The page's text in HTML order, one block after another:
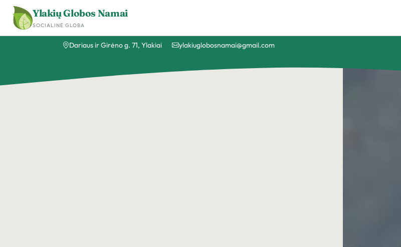
Dariaus ir Girėno g. 71, Ylakiai ylakiuglobosnamai@gmail.com
Ylakių Globos Namai
SOCIALINĖ GLOBA